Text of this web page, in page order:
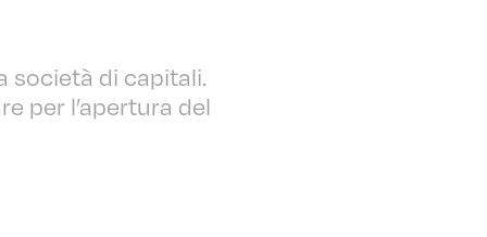
società di capitali.
per l’apertura del